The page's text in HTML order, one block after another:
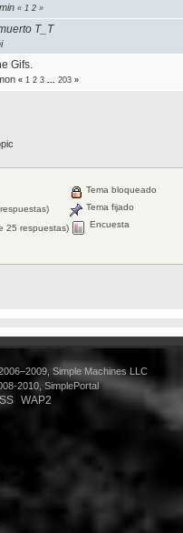
« 1 2»
T_T
Gifs.
« 1 2 3 203»
25 respuestas)
Tema bloqueado
Tema fijado
Encuesta
Simple Machines LLC
2010, SimplePortal
WAP2